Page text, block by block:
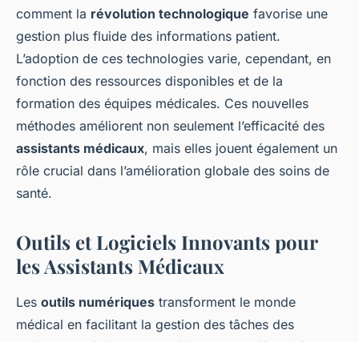
comment la révolution technologique favorise une
gestion plus fluide des informations patient.
L’adoption de ces technologies varie, cependant, en
fonction des ressources disponibles et de la
formation des équipes médicales. Ces nouvelles
méthodes améliorent non seulement l’efficacité des
assistants médicaux, mais elles jouent également un
rôle crucial dans l’amélioration globale des soins de
santé.
Outils et Logiciels Innovants pour
les Assistants Médicaux
Les outils numériques transforment le monde
médical en facilitant la gestion des tâches des